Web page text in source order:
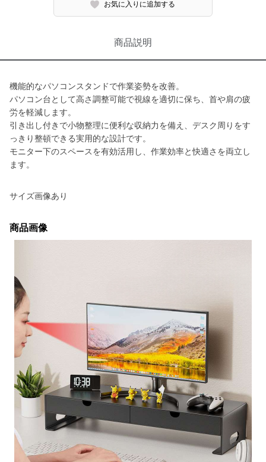
お気に入りに追加する
商品説明
機能的なパソコンスタンドで作業姿勢を改善。
パソコン台として高さ調整可能で視線を適切に保ち、首や肩の疲
労を軽減します。
引き出し付きで小物整理に便利な収納力を備え、デスク周りをす
っきり整頓できる実用的な設計です。
モニター下のスペースを有効活用し、作業効率と快適さを両立し
ます。
サイズ画像あり
商品画像